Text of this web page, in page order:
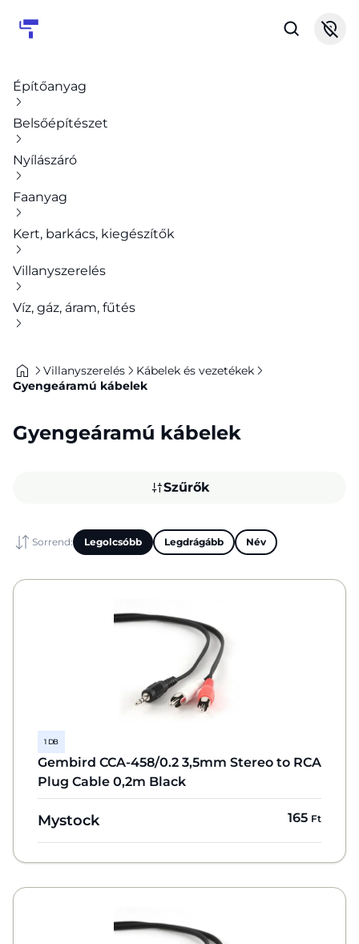
Építőanyag
Belsőépítészet
Nyílászáró
Faanyag
Kert, barkács, kiegészítők
Villanyszerelés
Víz, gáz, áram, fűtés
Villanyszerelés
Kábelek és vezetékek
Gyengeáramú kábelek
Gyengeáramú kábelek
Szűrők
Sorrend: Legolcsóbb Legdrágább Név
1 DB
Gembird CCA-458/0.2 3,5mm Stereo to RCA
Plug Cable 0,2m Black
Mystock 165 Ft